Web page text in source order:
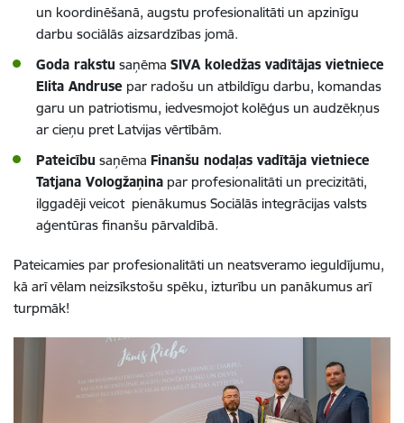
un koordinēšanā, augstu profesionalitāti un apzinīgu
darbu sociālās aizsardzības jomā.
Goda rakstu saņēma SIVA koledžas vadītājas vietniece
Elita Andruse par radošu un atbildīgu darbu, komandas
garu un patriotismu, iedvesmojot kolēģus un audzēkņus
ar cieņu pret Latvijas vērtībām.
Pateicību saņēma Finanšu nodaļas vadītāja vietniece
Tatjana Vologžaņina par profesionalitāti un precizitāti,
ilggadēji veicot pienākumus Sociālās integrācijas valsts
aģentūras finanšu pārvaldībā.
Pateicamies par profesionalitāti un neatsveramo ieguldījumu,
kā arī vēlam neizsīkstošu spēku, izturību un panākumus arī
turpmāk!